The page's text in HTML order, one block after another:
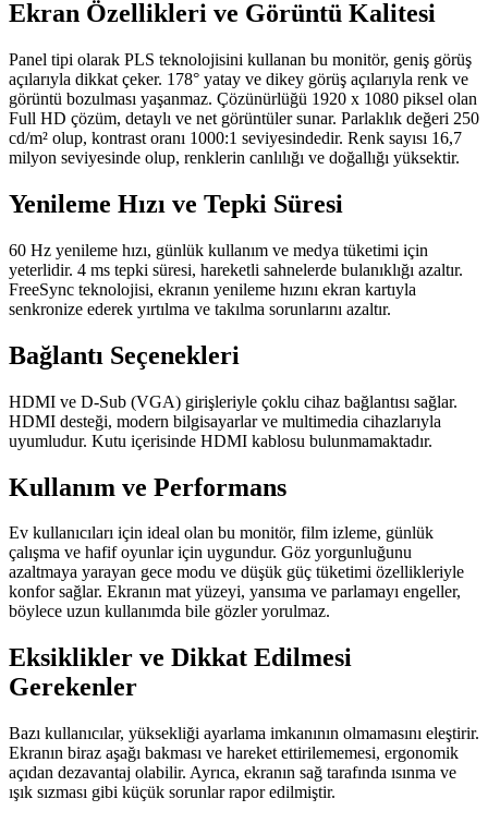
Ekran Özellikleri ve Görüntü Kalitesi
Panel tipi olarak PLS teknolojisini kullanan bu monitör, geniş görüş
açılarıyla dikkat çeker. 178° yatay ve dikey görüş açılarıyla renk ve
görüntü bozulması yaşanmaz. Çözünürlüğü 1920 x 1080 piksel olan
Full HD çözüm, detaylı ve net görüntüler sunar. Parlaklık değeri 250
cd/m² olup, kontrast oranı 1000:1 seviyesindedir. Renk sayısı 16,7
milyon seviyesinde olup, renklerin canlılığı ve doğallığı yüksektir.
Yenileme Hızı ve Tepki Süresi
60 Hz yenileme hızı, günlük kullanım ve medya tüketimi için
yeterlidir. 4 ms tepki süresi, hareketli sahnelerde bulanıklığı azaltır.
FreeSync teknolojisi, ekranın yenileme hızını ekran kartıyla
senkronize ederek yırtılma ve takılma sorunlarını azaltır.
Bağlantı Seçenekleri
HDMI ve D-Sub (VGA) girişleriyle çoklu cihaz bağlantısı sağlar.
HDMI desteği, modern bilgisayarlar ve multimedia cihazlarıyla
uyumludur. Kutu içerisinde HDMI kablosu bulunmamaktadır.
Kullanım ve Performans
Ev kullanıcıları için ideal olan bu monitör, film izleme, günlük
çalışma ve hafif oyunlar için uygundur. Göz yorgunluğunu
azaltmaya yarayan gece modu ve düşük güç tüketimi özellikleriyle
konfor sağlar. Ekranın mat yüzeyi, yansıma ve parlamayı engeller,
böylece uzun kullanımda bile gözler yorulmaz.
Eksiklikler ve Dikkat Edilmesi
Gerekenler
Bazı kullanıcılar, yüksekliği ayarlama imkanının olmamasını eleştirir.
Ekranın biraz aşağı bakması ve hareket ettirilememesi, ergonomik
açıdan dezavantaj olabilir. Ayrıca, ekranın sağ tarafında ısınma ve
ışık sızması gibi küçük sorunlar rapor edilmiştir.